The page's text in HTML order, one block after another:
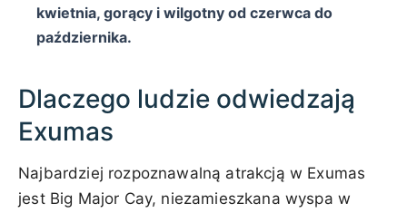
kwietnia, gorący i wilgotny od czerwca do
października.
Dlaczego ludzie odwiedzają
Exumas
Najbardziej rozpoznawalną atrakcją w Exumas
jest Big Major Cay, niezamieszkana wyspa w